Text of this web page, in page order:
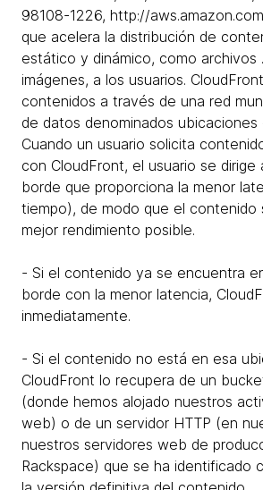
98108-1226, http://
que acelera la distribución de
estático y dinámico, como archivos
imágenes, a los usuarios.
contenidos a través de una red
de datos denominados ubicaciones
Cuando un usuario solicita
con CloudFront, el usuario se dirige
borde que proporciona la menor
tiempo), de modo que el contenido
mejor rendimiento posible.
- Si el contenido ya se encuentra
borde con la menor latencia,
inmediatamente.
- Si el contenido no está en esa
CloudFront lo recupera de un
(donde hemos alojado nuestros
web) o de un servidor HTTP (en
nuestros servidores web de
Rackspace) que se ha identificado